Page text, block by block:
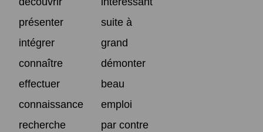
présenter
suite à
intégrer
grand
connaître
démonter
effectuer
beau
connaissance
emploi
recherche
par contre